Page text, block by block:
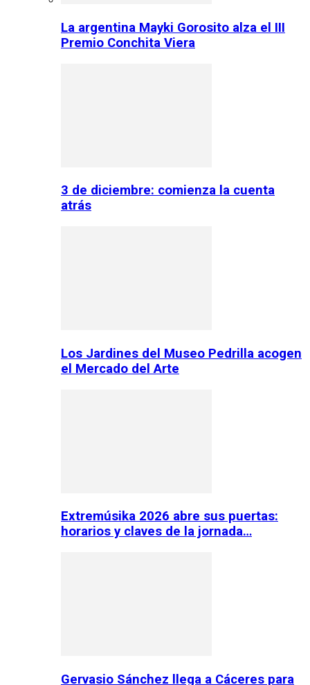
La argentina Mayki Gorosito alza el III
Premio Conchita Viera
3 de diciembre: comienza la cuenta
atrás
Los Jardines del Museo Pedrilla acogen
el Mercado del Arte
Extremúsika 2026 abre sus puertas:
horarios y claves de la jornada…
Gervasio Sánchez llega a Cáceres para